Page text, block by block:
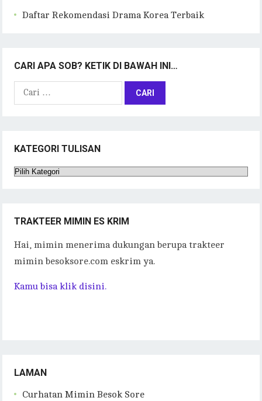
Daftar Rekomendasi Drama Korea Terbaik
CARI APA SOB? KETIK DI BAWAH INI…
Cari
KATEGORI TULISAN
Kategori
TRAKTEER MIMIN ES KRIM
Hai, mimin menerima dukungan berupa trakteer
mimin besoksore.com eskrim ya.
Kamu bisa klik disini.
LAMAN
Curhatan Mimin Besok Sore